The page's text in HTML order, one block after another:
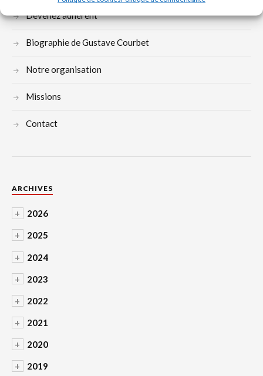
Devenez adhérent
Biographie de Gustave Courbet
Notre organisation
Missions
Contact
ARCHIVES
+ 2026
+ 2025
+ 2024
+ 2023
+ 2022
+ 2021
+ 2020
+ 2019